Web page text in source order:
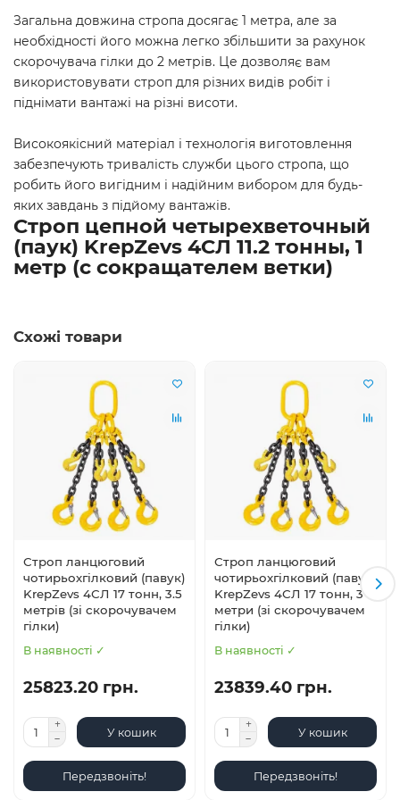
Загальна довжина стропа досягає 1 метра, але за
необхідності його можна легко збільшити за рахунок
скорочувача гілки до 2 метрів. Це дозволяє вам
використовувати строп для різних видів робіт і
піднімати вантажі на різні висоти.
Високоякісний матеріал і технологія виготовлення
забезпечують тривалість служби цього стропа, що
робить його вигідним і надійним вибором для будь-
яких завдань з підйому вантажів.
Строп цепной четырехветочный
(паук) KrepZevs 4СЛ 11.2 тонны, 1
метр (с сокращателем ветки)
Схожі товари
Строп ланцюговий
чотирьохгілковий (павук)
KrepZevs 4СЛ 17 тонн, 3.5
метрів (зі скорочувачем
гілки)
В наявності ✓
25823.20 грн.
У кошик
Передзвоніть!
Строп ланцюговий
чотирьохгілковий (павук)
KrepZevs 4СЛ 17 тонн, 3
метри (зі скорочувачем
гілки)
В наявності ✓
23839.40 грн.
У кошик
Передзвоніть!